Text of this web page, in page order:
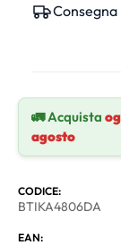
Consegna
🚛 Acquista
agosto
CODICE:
BTIKA4806DA
EAN: